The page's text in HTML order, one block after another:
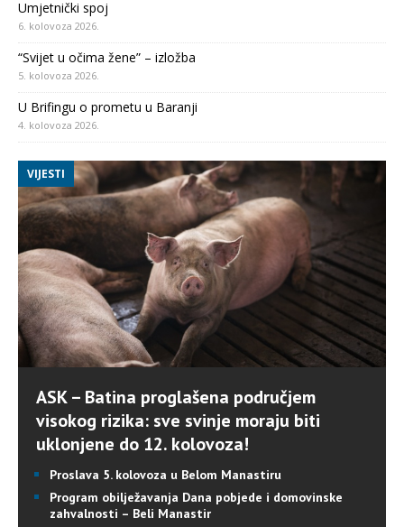
Umjetnički spoj
6. kolovoza 2026.
“Svijet u očima žene” – izložba
5. kolovoza 2026.
U Brifingu o prometu u Baranji
4. kolovoza 2026.
VIJESTI
ASK – Batina proglašena područjem
visokog rizika: sve svinje moraju biti
uklonjene do 12. kolovoza!
Proslava 5. kolovoza u Belom Manastiru
Program obilježavanja Dana pobjede i domovinske
zahvalnosti – Beli Manastir